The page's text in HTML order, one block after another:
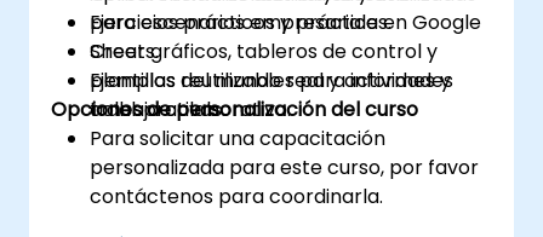
para escenarios empresariales.
Crear gráficos, tableros de control y
plantillas reutilizables para informes y
trabajo colaborativo.
Ejercicios prácticos y práctica en Google
Sheets.
Ejemplos del mundo real y actividades
colaborativas.
Opciones de personalización del curso
Para solicitar una capacitación
personalizada para este curso, por favor
contáctenos para coordinarla.